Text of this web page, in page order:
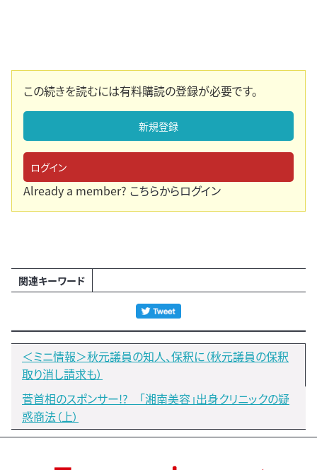
この続きを読むには有料購読の登録が必要です。
新規登録
ログイン
Already a member? こちらからログイン
関連キーワード
＜ミニ情報＞秋元議員の知人、保釈に（秋元議員の保釈
取り消し請求も）
菅首相のスポンサー!? 「湘南美容」出身クリニックの疑
惑商法（上）